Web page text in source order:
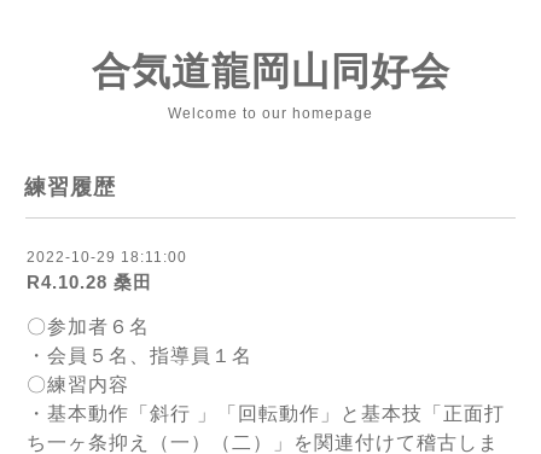
合気道龍岡山同好会
Welcome to our homepage
練習履歴
2022-10-29 18:11:00
R4.10.28 桑田
〇参加者６名
・会員５名、指導員１名
〇練習内容
・基本動作「斜行 」「回転動作」と基本技「正面打
ち一ヶ条抑え（一）（二）」を関連付けて稽古しま